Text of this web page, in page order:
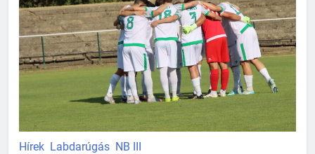
Hírek Labdarúgás NB III